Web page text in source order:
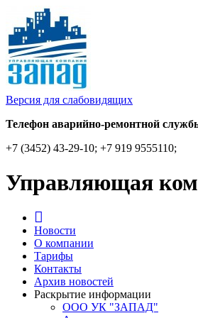
Версия для слабовидящих
Телефон аварийно-ремонтной
+7 (3452) 43-29-10; +7 919 9555110;
Управляющая
Новости
О компании
Тарифы
Контакты
Архив новостей
Раскрытие информации
ООО УК "ЗАПАД"